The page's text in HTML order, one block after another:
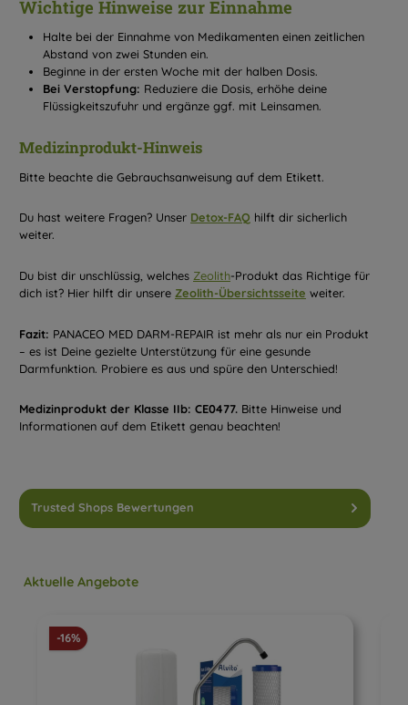
Wichtige Hinweise zur Einnahme
Halte bei der Einnahme von Medikamenten einen zeitlichen
Abstand von zwei Stunden ein.
Beginne in der ersten Woche mit der halben Dosis.
Bei Verstopfung: Reduziere die Dosis, erhöhe deine
Flüssigkeitszufuhr und ergänze ggf. mit Leinsamen.
Medizinprodukt-Hinweis
Bitte beachte die Gebrauchsanweisung auf dem Etikett.
Du hast weitere Fragen? Unser Detox-FAQ hilft dir sicherlich
weiter.
Du bist dir unschlüssig, welches Zeolith-Produkt das Richtige für
dich ist? Hier hilft dir unsere Zeolith-Übersichtsseite weiter.
Fazit: PANACEO MED DARM-REPAIR ist mehr als nur ein Produkt
– es ist Deine gezielte Unterstützung für eine gesunde
Darmfunktion. Probiere es aus und spüre den Unterschied!
Medizinprodukt der Klasse IIb: CE0477. Bitte Hinweise und
Informationen auf dem Etikett genau beachten!
Trusted Shops Bewertungen
Produktgalerie überspringen
Aktuelle Angebote
-16%Rabatt